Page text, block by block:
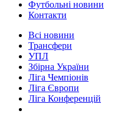
Футбольні новини
Контакти
Всі новини
Трансфери
УПЛ
Збірна України
Ліга Чемпіонів
Ліга Європи
Ліга Конференцій